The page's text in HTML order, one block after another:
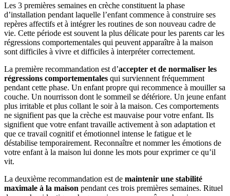
Les 3 premières semaines en crèche constituent la phase
d’installation pendant laquelle l’enfant commence à construire ses
repères affectifs et à intégrer les routines de son nouveau cadre de
vie. Cette période est souvent la plus délicate pour les parents car les
régressions comportementales qui peuvent apparaître à la maison
sont difficiles à vivre et difficiles à interpréter correctement.
La première recommandation est d’accepter et de normaliser les
régressions comportementales qui surviennent fréquemment
pendant cette phase. Un enfant propre qui recommence à mouiller sa
couche. Un nourrisson dont le sommeil se détériore. Un jeune enfant
plus irritable et plus collant le soir à la maison. Ces comportements
ne signifient pas que la crèche est mauvaise pour votre enfant. Ils
signifient que votre enfant travaille activement à son adaptation et
que ce travail cognitif et émotionnel intense le fatigue et le
déstabilise temporairement. Reconnaître et nommer les émotions de
votre enfant à la maison lui donne les mots pour exprimer ce qu’il
vit.
La deuxième recommandation est de maintenir une stabilité
maximale à la maison pendant ces trois premières semaines. Rituel